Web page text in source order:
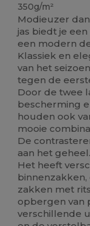
350g/m²
Modieuzer
jas biedt je
een modern
Klassiek en
van het
tegen de
Door de twee
bescherming
houden ook
mooie
De
aan het geheel.
Het heeft
zakken met
opbergen van
verschillende